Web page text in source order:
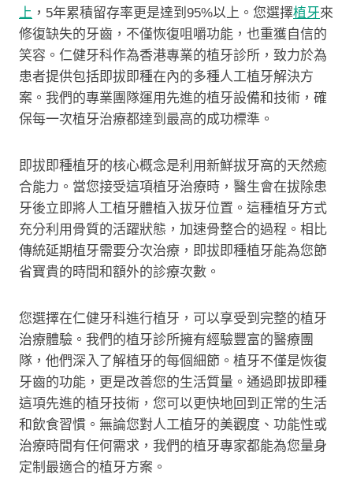
上 ，5年累積留存率更是達到95%以上。您選擇植牙來
修復缺失的牙齒，不僅恢復咀嚼功能，也重獲自信的
笑容。仁健牙科作為香港專業的植牙診所，致力於為
患者提供包括即拔即種在內的多種人工植牙解決方
案。我們的專業團隊運用先進的植牙設備和技術，確
保每一次植牙治療都達到最高的成功標準。
即拔即種植牙的核心概念是利用新鮮拔牙窩的天然癒
合能力。當您接受這項植牙治療時，醫生會在拔除患
牙後立即將人工植牙體植入拔牙位置。這種植牙方式
充分利用骨質的活躍狀態，加速骨整合的過程。相比
傳統延期植牙需要分次治療，即拔即種植牙能為您節
省寶貴的時間和額外的診療次數。
您選擇在仁健牙科進行植牙，可以享受到完整的植牙
治療體驗。我們的植牙診所擁有經驗豐富的醫療團
隊，他們深入了解植牙的每個細節。植牙不僅是恢復
牙齒的功能，更是改善您的生活質量。通過即拔即種
這項先進的植牙技術，您可以更快地回到正常的生活
和飲食習慣。無論您對人工植牙的美觀度、功能性或
治療時間有任何需求，我們的植牙專家都能為您量身
定制最適合的植牙方案。